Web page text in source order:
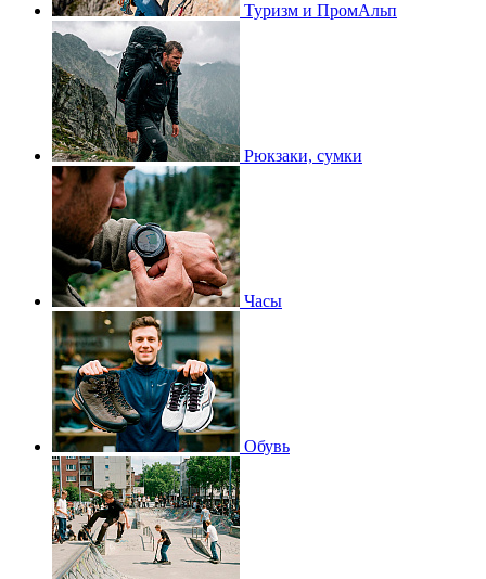
Туризм и ПромАльп
Рюкзаки, сумки
Часы
Обувь